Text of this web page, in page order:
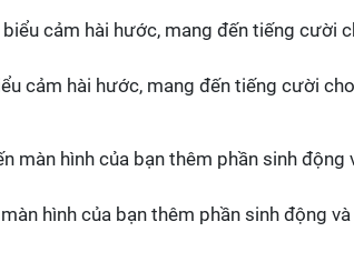
cảm hài hước, mang đến tiếng cười cho
hình của bạn thêm phần sinh động và